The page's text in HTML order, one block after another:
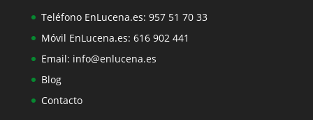
Teléfono EnLucena.es: 957 51 70 33
Móvil EnLucena.es: 616 902 441
Email: info@enlucena.es
Blog
Contacto